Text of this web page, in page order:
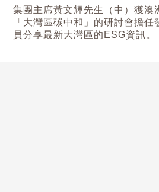
集團主席黃文輝先生（中）獲澳
「大灣區碳中和」的研討會擔
員分享最新大灣區的ESG資訊。